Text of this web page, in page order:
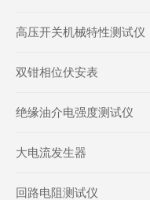
高压开关机械特性测试仪
双钳相位伏安表
绝缘油介电强度测试仪
大电流发生器
回路电阻测试仪